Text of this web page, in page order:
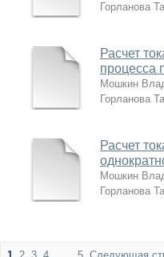
Горланова
Расчет
процесса
Мошкин
Горланова
Расчет
Мошкин
Горланова